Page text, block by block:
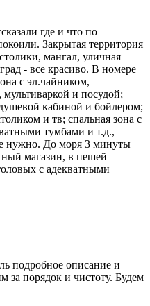
где и что по
Закрытая территория
мангал, уличная
- все красиво. В номере
с эл.чайником,
и посудой;
кабиной и бойлером;
и тв; спальная зона с
тумбами и т.д.,
нужно. До моря 3 минуты
магазин, в пешей
с адекватными
подробное описание и
за порядок и чистоту. Будем